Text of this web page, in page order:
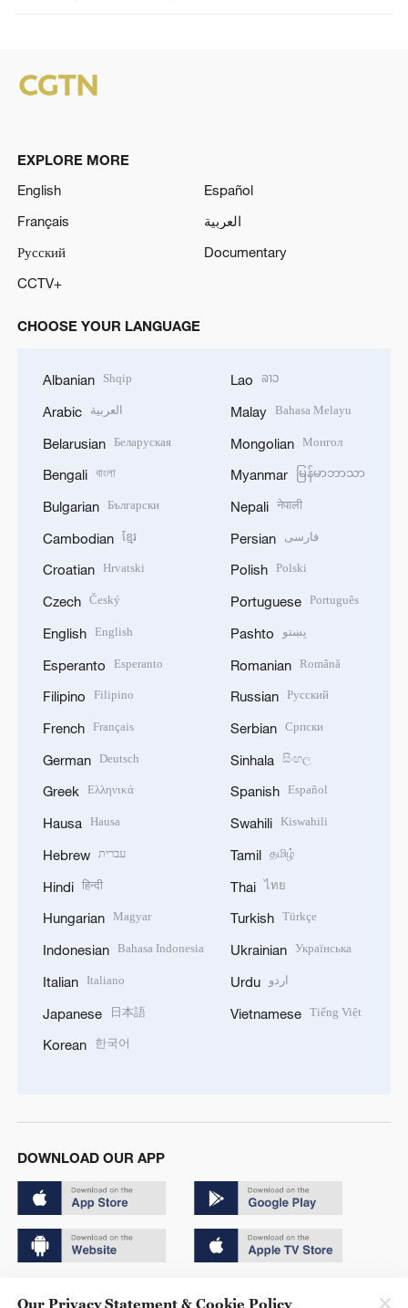
EXPLORE MORE
English
Español
Français
العربية
Русский
Documentary
CCTV+
CHOOSE YOUR LANGUAGE
Albanian Shqip
Arabic العربية
Belarusian Беларуская
Bengali বাংলা
Bulgarian Български
Cambodian ខ្មែរ
Croatian Hrvatski
Czech Český
English English
Esperanto Esperanto
Filipino Filipino
French Français
German Deutsch
Greek Ελληνικά
Hausa Hausa
Hebrew עברית
Hindi हिन्दी
Hungarian Magyar
Indonesian Bahasa Indonesia
Italian Italiano
Japanese 日本語
Korean 한국어
Lao ລາວ
Malay Bahasa Melayu
Mongolian Монгол
Myanmar မြန်မာဘာသာ
Nepali नेपाली
Persian فارسی
Polish Polski
Portuguese Português
Pashto پښتو
Romanian Română
Russian Русский
Serbian Српски
Sinhala සිංහල
Spanish Español
Swahili Kiswahili
Tamil தமிழ்
Thai ไทย
Turkish Türkçe
Ukrainian Українська
Urdu اردو
Vietnamese Tiếng Việt
DOWNLOAD OUR APP
Our Privacy Statement & Cookie Policy